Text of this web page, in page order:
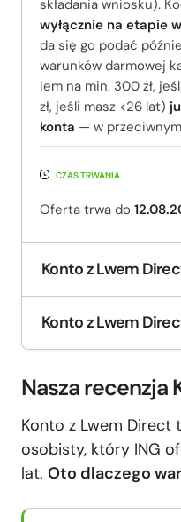
składania wniosku).
wyłącznie na etapie
da się go podać
warunków darmowej
iem na min. 300 zł,
zł, jeśli masz <26 lat)
konta — w przeciwnym
CZAS TRWANIA
Oferta trwa do
Konto z Lwem
Konto z Lwem
Nasza recenzja
Konto z Lwem Direct
osobisty, który ING
lat. Oto dlaczego